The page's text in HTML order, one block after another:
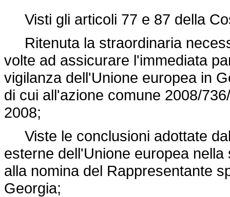
Visti gli articoli 77 e 87 della
Ritenuta la straordinaria
volte ad assicurare l'immediata
vigilanza dell'Unione europea in
di cui all'azione comune 2008/
2008;
Viste le conclusioni adottate
esterne dell'Unione europea
alla nomina del Rappresentante
Georgia;